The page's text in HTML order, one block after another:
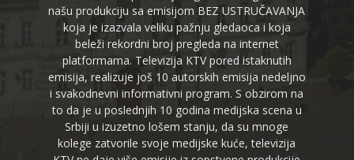
našu produkciju sa emisijom BEZ USTRUČAVANJA
koja je izazvala veliku pažnju gledaoca i koja
beleži rekordni broj pregleda na internet
platformama. Televizija KTV pored istaknutih
emisija, realizuje još 10 autorskih emisija nedeljno
i svakodnevni informativni program. S obzirom na
to da je u poslednjih 10 godina medijska scena u
Srbiji u izuzetno lošem stanju, da su mnoge
kolege zatvorile svoje medijske kuće, televizija